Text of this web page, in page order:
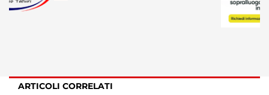
ARTICOLI CORRELATI